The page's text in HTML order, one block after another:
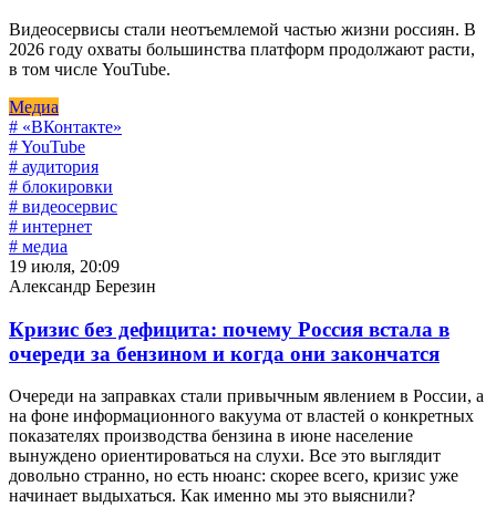
Видеосервисы стали неотъемлемой частью жизни россиян. В
2026 году охваты большинства платформ продолжают расти,
в том числе YouTube.
Медиа
# «ВКонтакте»
# YouTube
# аудитория
# блокировки
# видеосервис
# интернет
# медиа
19 июля, 20:09
Александр Березин
Кризис без дефицита: почему Россия встала в
очереди за бензином и когда они закончатся
Очереди на заправках стали привычным явлением в России, а
на фоне информационного вакуума от властей о конкретных
показателях производства бензина в июне население
вынуждено ориентироваться на слухи. Все это выглядит
довольно странно, но есть нюанс: скорее всего, кризис уже
начинает выдыхаться. Как именно мы это выяснили?